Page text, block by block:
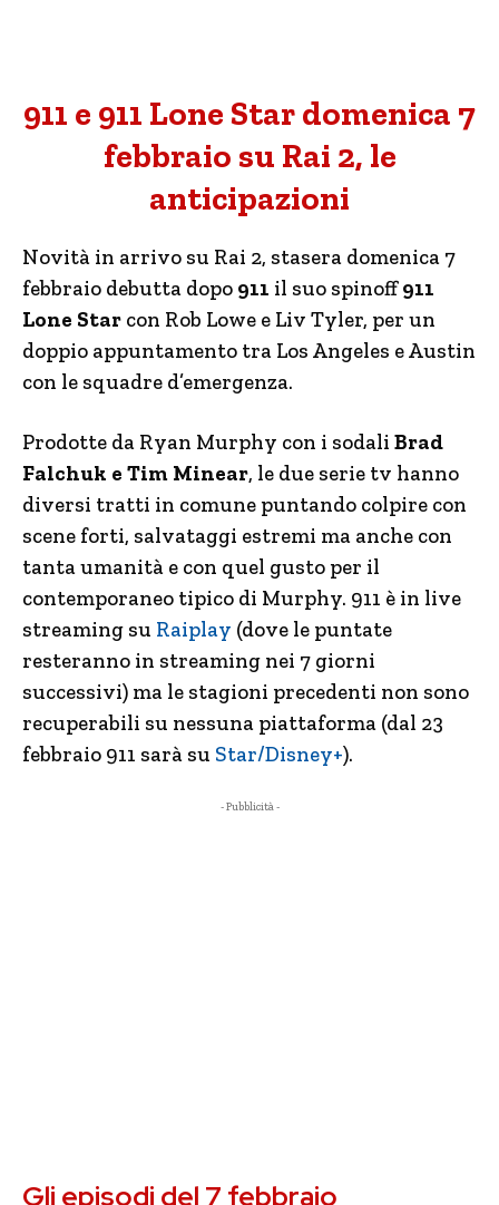
911 e 911 Lone Star domenica 7
febbraio su Rai 2, le
anticipazioni
Novità in arrivo su Rai 2, stasera domenica 7
febbraio debutta dopo 911 il suo spinoff911
Lone Star con Rob Lowe e Liv Tyler, per un
doppio appuntamento tra Los Angeles e Austin
con le squadre d’emergenza.
Prodotte da Ryan Murphy con i sodali Brad
Falchuk e Tim Minear, le due serie tv hanno
diversi tratti in comune puntando colpire con
scene forti, salvataggi estremi ma anche con
tanta umanità e con quel gusto per il
contemporaneo tipico di Murphy. 911 è in live
streaming su Raiplay (dove le puntate
resteranno in streaming nei 7 giorni
successivi) ma le stagioni precedenti non sono
recuperabili su nessuna piattaforma (dal 23
febbraio 911 sarà su Star/Disney+).
- Pubblicità -
Gli episodi del 7 febbraio